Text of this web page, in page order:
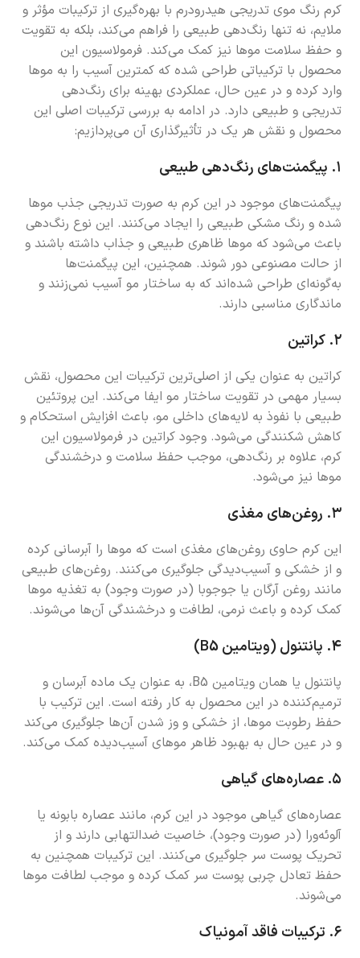
کرم رنگ موی تدریجی هیدرودرم با بهره‌گیری از ترکیبات مؤثر و
ملایم، نه تنها رنگ‌دهی طبیعی را فراهم می‌کند، بلکه به تقویت
و حفظ سلامت موها نیز کمک می‌کند. فرمولاسیون این
محصول با ترکیباتی طراحی شده که کمترین آسیب را به موها
وارد کرده و در عین حال، عملکردی بهینه برای رنگ‌دهی
تدریجی و طبیعی دارد. در ادامه به بررسی ترکیبات اصلی این
محصول و نقش هر یک در تأثیرگذاری آن می‌پردازیم:
۱. پیگمنت‌های رنگ‌دهی طبیعی
پیگمنت‌های موجود در این کرم به صورت تدریجی جذب موها
شده و رنگ مشکی طبیعی را ایجاد می‌کنند. این نوع رنگ‌دهی
باعث می‌شود که موها ظاهری طبیعی و جذاب داشته باشند و
از حالت مصنوعی دور شوند. همچنین، این پیگمنت‌ها
به‌گونه‌ای طراحی شده‌اند که به ساختار مو آسیب نمی‌زنند و
ماندگاری مناسبی دارند.
۲. کراتین
کراتین به عنوان یکی از اصلی‌ترین ترکیبات این محصول، نقش
بسیار مهمی در تقویت ساختار مو ایفا می‌کند. این پروتئین
طبیعی با نفوذ به لایه‌های داخلی مو، باعث افزایش استحکام و
کاهش شکنندگی می‌شود. وجود کراتین در فرمولاسیون این
کرم، علاوه بر رنگ‌دهی، موجب حفظ سلامت و درخشندگی
موها نیز می‌شود.
۳. روغن‌های مغذی
این کرم حاوی روغن‌های مغذی است که موها را آبرسانی کرده
و از خشکی و آسیب‌دیدگی جلوگیری می‌کنند. روغن‌های طبیعی
مانند روغن آرگان یا جوجوبا (در صورت وجود) به تغذیه موها
کمک کرده و باعث نرمی، لطافت و درخشندگی آن‌ها می‌شوند.
۴. پانتنول (ویتامین B5)
پانتنول یا همان ویتامین B5، به عنوان یک ماده آبرسان و
ترمیم‌کننده در این محصول به کار رفته است. این ترکیب با
حفظ رطوبت موها، از خشکی و وز شدن آن‌ها جلوگیری می‌کند
و در عین حال به بهبود ظاهر موهای آسیب‌دیده کمک می‌کند.
۵. عصاره‌های گیاهی
عصاره‌های گیاهی موجود در این کرم، مانند عصاره بابونه یا
آلوئه‌ورا (در صورت وجود)، خاصیت ضدالتهابی دارند و از
تحریک پوست سر جلوگیری می‌کنند. این ترکیبات همچنین به
حفظ تعادل چربی پوست سر کمک کرده و موجب لطافت موها
می‌شوند.
۶. ترکیبات فاقد آمونیاک